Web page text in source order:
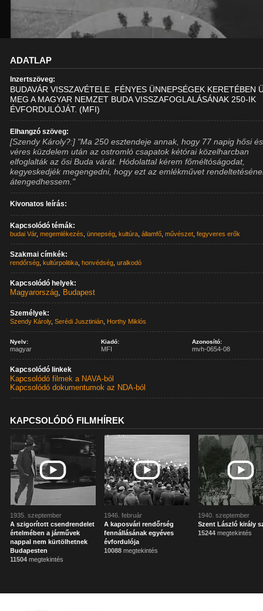
ADATLAP
Inzertszöveg:
BUDAVÁR VISSZAVÉTELE. FÉNYES ÜNNEPSÉGEK KERETÉBEN
MEG A MAGYAR NEMZET BUDA VISSZAFOGLALÁSÁNAK 250-IK
ÉVFORDULÓJÁT. (MFI)
Elhangzó szöveg:
[Szendy Károly?:] "Ma 250 esztendeje annak, hogy 77 napig hősi és
véres küzdelem után az ostromló csapatok kétórai közelharcban
elfoglalták az ősi Buda várát. Hódolattal kérem főméltóságodat,
kegyeskedjék megengedni, hogy ezt az emlékművet
átengedhessem."
Kivonatos leírás:
Kapcsolódó témák:
budai Vár,megemlékezés ,ünnepség ,kultúra ,államfő ,művészet ,fegyveres erők
Szakmai címkék:
rendőrség ,kultúrpolitika ,honvédség ,uralkodó
Kapcsolódó helyek:
Magyarország, Budapest
Személyek:
Szendy Károly,Serédi Jusztinián Horthy Miklós
Nyelv:
magyar
Kiadó:
MFI
Azonosító:
mvh-0654-08
Kapcsolódó linkek
Kapcsolódó filmek a NAVA-ból
Kapcsolódó dokumentumok az NDA-ból
KAPCSOLÓDÓ FILMHÍREK
1935. szeptember
A szigorított csendrendelet
értelmében a járművek
nappal nem kürtölhetnek
Budapesten
11504 megtekintés
1946. február
A kaposvári rendőrség
fennállásának egyéves
évfordulója
10088 megtekintés
1940. szeptember
Szent László király
15244 megtekintés